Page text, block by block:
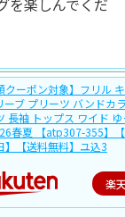
を楽しんでくだ
クーポン対象】フリル
ーブ プリーツ バンドカ
長袖 トップス ワイド
春夏 【atp307-355】
】【送料無料】ユ込3
楽